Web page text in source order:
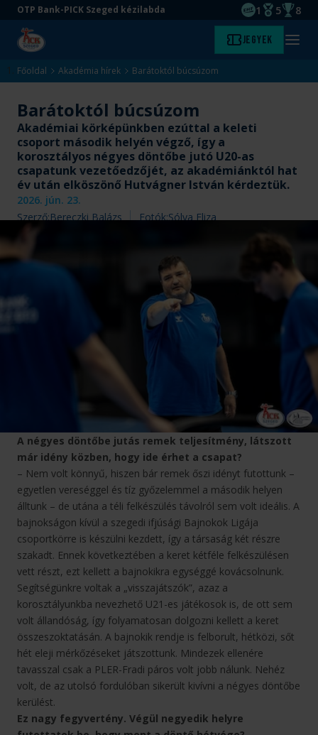
Ugrás
tartalomra
Ugrás
aljára
OTP Bank-PICK Szeged kézilabda
EHF
1
Magyar
5 8
Kezdőlap Jegyek Menü
Főoldal Akadémia hírek Barátoktól búcsúzom
Barátoktól búcsúzom
Akadémiai körképünkben ezúttal a keleti
csoport második helyén végző, így a
korosztályos négyes döntőbe jutó U20-as
csapatunk vezetőedzőjét, az akadémiánktól hat
év után elköszönő Hutvágner István kérdeztük.
2026. jún. 23.
Szerző:Bereczki Balázs Fotók:Sólya Eliza
A négyes döntőbe jutás remek teljesítmény, látszott
már idény közben, hogy ide érhet a csapat?
– Nem volt könnyű, hiszen bár remek őszi idényt futottunk –
egyetlen vereséggel és tíz győzelemmel a második helyen
álltunk – de utána a téli felkészülés távolról sem volt ideális. A
bajnokságon kívül a szegedi ifjúsági Bajnokok Ligája
csoportkörre is készülni kezdett, így a társaság két részre
szakadt. Ennek következtében a keret kétféle felkészülésen
vett részt, ezt kellett a bajnokikra egységgé kovácsolnunk.
Segítségünkre voltak a „visszajátszók”, azaz a
korosztályunkba nevezhető U21-es játékosok is, de ott sem
volt állandóság, így folyamatosan dolgozni kellett a keret
összeszoktatásán. A bajnokik rendje is felborult, hétközi, sőt
hét eleji mérkőzéseket játszottunk. Mindezek ellenére
tavasszal csak a PLER-Fradi páros volt jobb nálunk. Nehéz
volt, de az utolsó fordulóban sikerült kivívni a négyes döntőbe
kerülést.
Ez nagy fegyvertény. Végül negyedik helyre